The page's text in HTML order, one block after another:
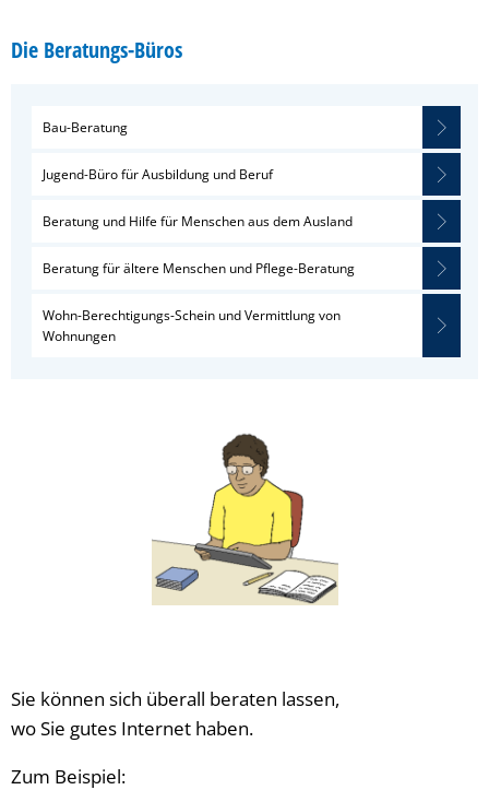
Die Beratungs-Büros
Bau-Beratung
Jugend-Büro für Ausbildung und Beruf
Beratung und Hilfe für Menschen aus dem Ausland
Beratung für ältere Menschen und Pflege-Beratung
Wohn-Berechtigungs-Schein und Vermittlung von
Wohnungen
Sie können sich überall beraten lassen,
wo Sie gutes Internet haben.
Zum Beispiel: